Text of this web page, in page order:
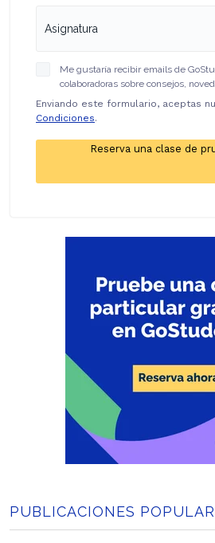
Me gustaría recibir emails de
colaboradoras sobre consejos,
Enviando este formulario, aceptas
Condiciones.
PUBLICACIONES